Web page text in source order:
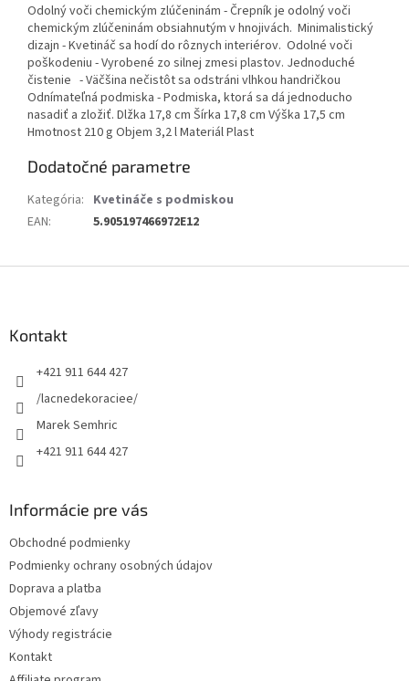
Odolný voči chemickým zlúčeninám - Črepník je odolný voči
chemickým zlúčeninám obsiahnutým v hnojivách. Minimalistický
dizajn - Kvetináč sa hodí do rôznych interiérov. Odolné voči
poškodeniu - Vyrobené zo silnej zmesi plastov. Jednoduché
čistenie - Väčšina nečistôt sa odstráni vlhkou handričkou
Odnímateľná podmiska - Podmiska, ktorá sa dá jednoducho
nasadiť a zložiť. Dlžka 17,8 cm Šírka 17,8 cm Výška 17,5 cm
Hmotnost 210 g Objem 3,2 l Materiál Plast
Dodatočné parametre
Kategória: Kvetináče s podmiskou
EAN: 5.905197466972E12
Kontakt
+421 911 644 427
/lacnedekoraciee/
Marek Semhric
+421 911 644 427
Informácie pre vás
Obchodné podmienky
Podmienky ochrany osobných údajov
Doprava a platba
Objemové zľavy
Výhody registrácie
Kontakt